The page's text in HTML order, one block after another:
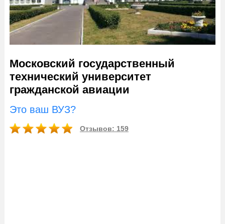
Московский государственный
технический университет
гражданской авиации
Это ваш ВУЗ?
Отзывов: 159